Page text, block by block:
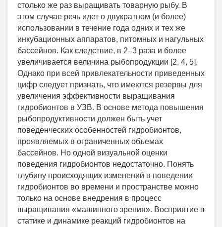
столько же раз выращивать товарную рыбу. В
этом случае речь идет о двукратном (и более)
использовании в течение года одних и тех же
инкубационных аппаратов, питомных и нагульных
бассейнов. Как следствие, в 2–3 раза и более
увеличивается величина рыбопродукции [2, 4, 5].
Однако при всей привлекательности приведенных
цифр следует признать, что имеются резервы для
увеличения эффективности выращивания
гидробионтов в УЗВ. В основе метода повышения
рыбопродуктивности должен быть учет
поведенческих особенностей гидробионтов,
проявляемых в ограниченных объемах
бассейнов. Но одной визуальной оценки
поведения гидробионтов недостаточно. Понять
глубину происходящих изменений в поведении
гидробионтов во времени и пространстве можно
только на основе внедрения в процесс
выращивания «машинного зрения». Восприятие в
статике и динамике реакций гидробионтов на